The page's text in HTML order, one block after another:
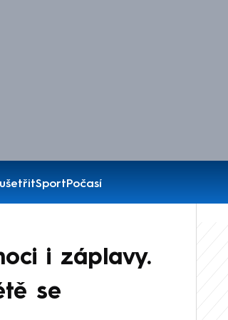
SportPočasí
i záplavy.
se